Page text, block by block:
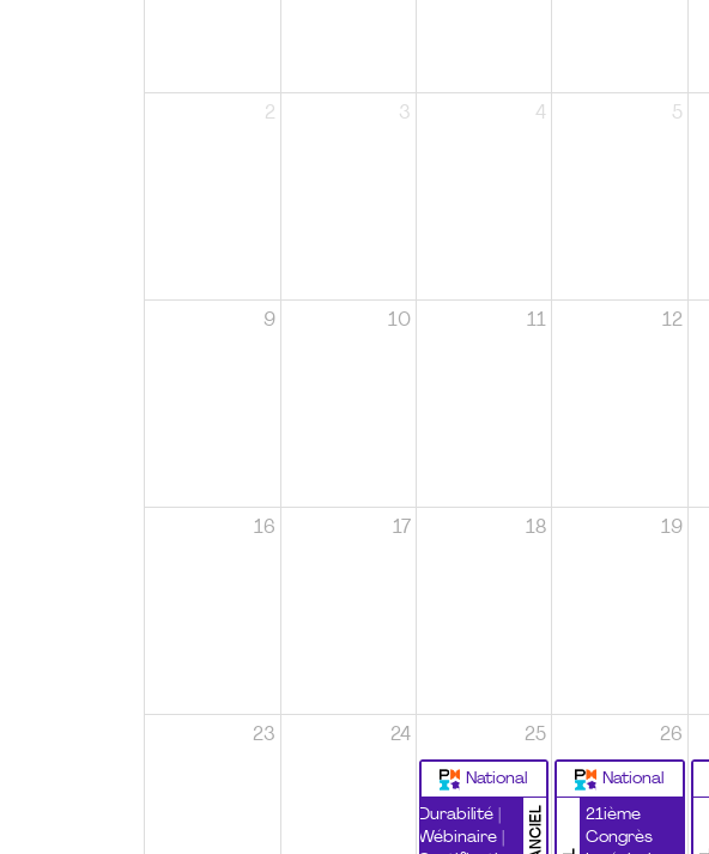
2 3 4 5
9 10 11 12
16 17 18 19
23 24 25
National
Durabilité |
Wébinaire |
26
National
21ième
Congrès